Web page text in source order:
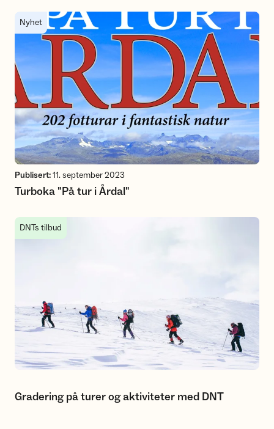
Turboka "På tur i Årdal"
Nyhet
Publisert:11. september 2023
Turboka "På tur i Årdal"
Gradering på turer og aktiviteter med DNT
DNTs tilbud
Gradering på turer og aktiviteter med DNT